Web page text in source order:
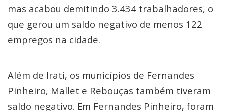
mas acabou demitindo 3.434 trabalhadores, o
que gerou um saldo negativo de menos 122
empregos na cidade.
Além de Irati, os municípios de Fernandes
Pinheiro, Mallet e Rebouças também tiveram
saldo negativo. Em Fernandes Pinheiro, foram